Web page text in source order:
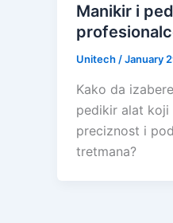
Manikir i
Unitech /January
Kako da
pedikir alat
preciznost i
tretmana?